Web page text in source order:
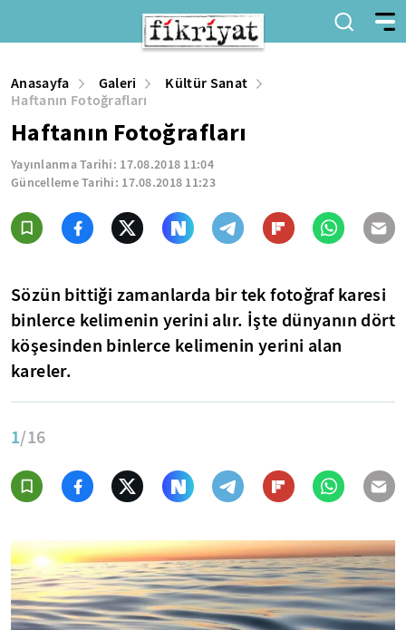
Anasayfa Galeri
Kültür Sanat
Haftanın Fotoğrafları
Haftanın Fotoğrafları
Yayınlanma Tarihi: 17.08.2018 11:04
Güncelleme Tarihi: 17.08.2018 11:23
Sözün bittiği zamanlarda bir tek fotoğraf karesi
binlerce kelimenin yerini alır. İşte dünyanın dört
köşesinden binlerce kelimenin yerini alan
kareler.
1/16